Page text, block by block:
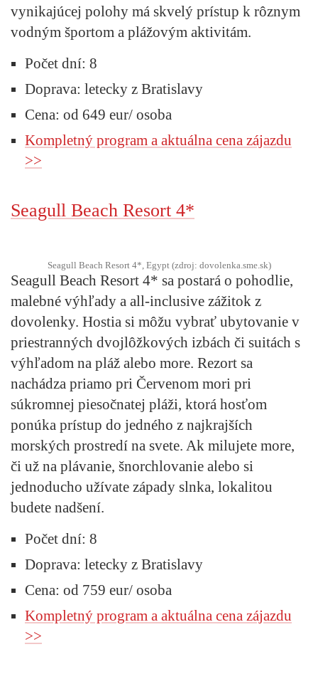
vynikajúcej polohy má skvelý prístup k rôznym
vodným športom a plážovým aktivitám.
Počet dní: 8
Doprava: letecky z Bratislavy
Cena: od 649 eur/ osoba
Kompletný program a aktuálna cena zájazdu
>>
Seagull Beach Resort 4*
Seagull Beach Resort 4*, Egypt (zdroj: dovolenka.sme.sk)
Seagull Beach Resort 4* sa postará o pohodlie,
malebné výhľady a all-inclusive zážitok z
dovolenky. Hostia si môžu vybrať ubytovanie v
priestranných dvojlôžkových izbách či suitách s
výhľadom na pláž alebo more. Rezort sa
nachádza priamo pri Červenom mori pri
súkromnej piesočnatej pláži, ktorá hosťom
ponúka prístup do jedného z najkrajších
morských prostredí na svete. Ak milujete more,
či už na plávanie, šnorchlovanie alebo si
jednoducho užívate západy slnka, lokalitou
budete nadšení.
Počet dní: 8
Doprava: letecky z Bratislavy
Cena: od 759 eur/ osoba
Kompletný program a aktuálna cena zájazdu
>>